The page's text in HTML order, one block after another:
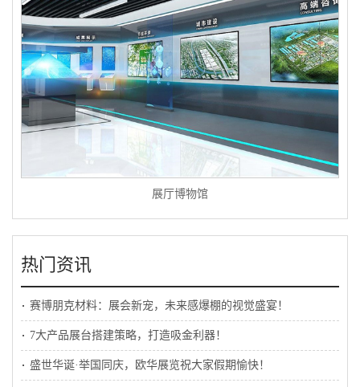
展厅博物馆
热门资讯
赛博朋克材料：展会新宠，未来感爆棚的视觉盛宴！
7大产品展台搭建策略，打造吸金利器！
盛世华诞·举国同庆，欧华展览祝大家假期愉快！